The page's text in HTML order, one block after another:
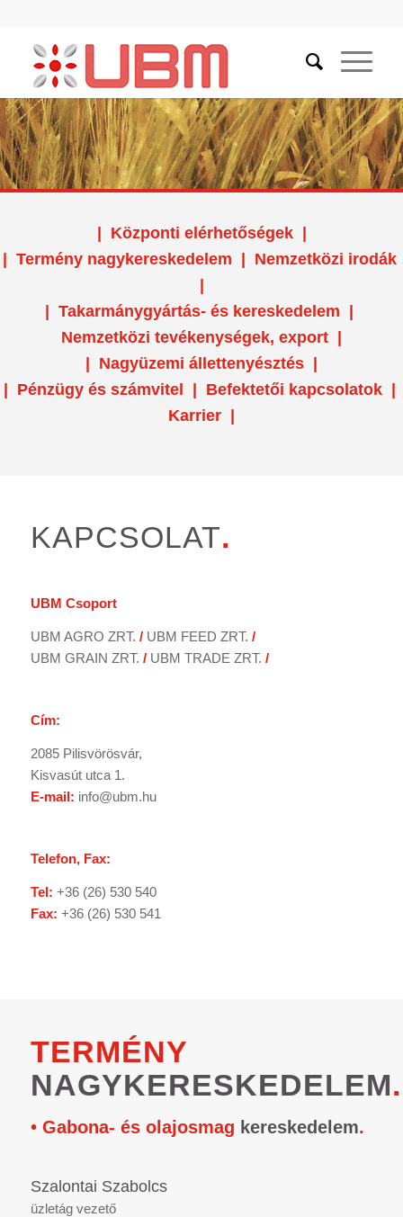
Központi elérhetőségek|
Termény nagykereskedelem
Nemzetközi irodák
Takarmánygyártás- és kereskedelem
Nemzetközi tevékenységek, export
Nagyüzemi állettenyésztés
Pénzügy és számvitel Befektetői kapcsolatok
Karrier
KAPCSOLAT.
UBM Csoport
UBM AGRO ZRT. / UBM FEED ZRT. /
UBM GRAIN ZRT. / UBM TRADE ZRT. /
Cím:
2085 Pilisvörösvár,
Kisvasút utca 1.
E-mail: info@ubm.hu
Telefon, Fax:
Tel: +36 (26) 530 540
Fax: +36 (26) 530 541
TERMÉNY
NAGYKERESKEDELEM.
• Gabona- és olajosmag kereskedelem.
Szalontai Szabolcs
üzletág vezető